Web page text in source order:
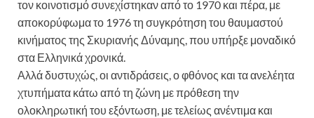
τον κοινοτισμό συνεχίστηκαν από το 1970 και πέρα, με
αποκορύφωμα το 1976 τη συγκρότηση του θαυμαστού
κινήματος της Σκυριανής Δύναμης, που υπήρξε μοναδικό
στα Ελληνικά χρονικά.
Αλλά δυστυχώς, οι αντιδράσεις, ο φθόνος και τα ανελέητα
χτυπήματα κάτω από τη ζώνη με πρόθεση την
ολοκληρωτική του εξόντωση, με τελείως ανέντιμα και